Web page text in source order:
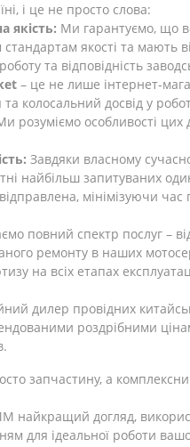
і це не просто слова:
якість: Ми гарантуємо, що
якості та мають
та відповідність
– це не лише інтернет-
колосальний досвід у
розуміємо особливості
Завдяки власному
найбільш запитуваних
мінімізуючи
повний спектр послуг –
ремонту в наших
на всіх етапах
дилер провідних
роздрібними
запчастину, а
найкращий догляд,
для ідеальної роботи